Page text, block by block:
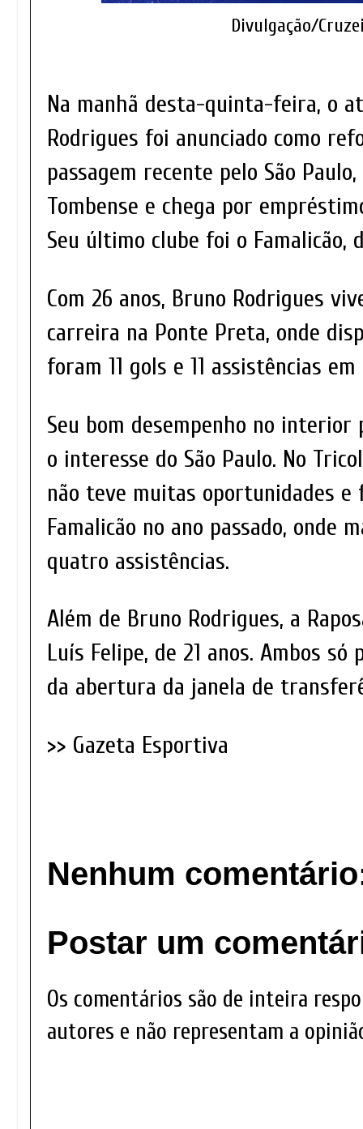
Divulgação/
Na manhã desta-quinta-feira, o
Rodrigues foi anunciado como
passagem recente pelo São
Tombense e chega por
Seu último clube foi o Famalicão,
Com 26 anos, Bruno Rodrigues
carreira na Ponte Preta, onde
foram 11 gols e 11 assistências
Seu bom desempenho no
o interesse do São Paulo. No
não teve muitas oportunidades e
Famalicão no ano passado, onde
quatro assistências.
Além de Bruno Rodrigues, a
Luís Felipe, de 21 anos. Ambos
da abertura da janela de
>> Gazeta Esportiva
Nenhum
Postar um
Os comentários são de inteira
autores e não representam a